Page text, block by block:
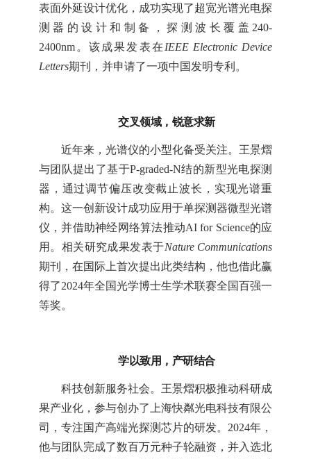
表面外延设计优化，成功实现了超宽光谱光电探
测器的设计和制备，探测波长覆盖240-
2400nm。该成果发表在 IEEE Electronic Device
Letters期刊，并申请了一项中国发明专利。
交叉领域，锐意求新
近年来，光谱仪的小型化备受关注。王景熠
与团队提出了基于P-graded-N结的新型光电探测
器，通过调节偏压改变截止波长，实现光谱重
构。这一创新设计成功应用于单探测器微型光谱
仪，并借助神经网络算法推动AI for Science的应
用。相关研究成果发表于Nature Communications
期刊，在国际上首次提出此类结构，他也借此赢
得了2024年全国光学博士生学术联赛全国百强一
等奖。
学以致用，产研结合
科技创新服务社会。王景熠积极推动科研成
果产业化，参与创办了上海快粼光电科技有限公
司，专注国产高端光探测芯片的研发。2024年，
他与团队完成了数百万元种子轮融资，并入选北